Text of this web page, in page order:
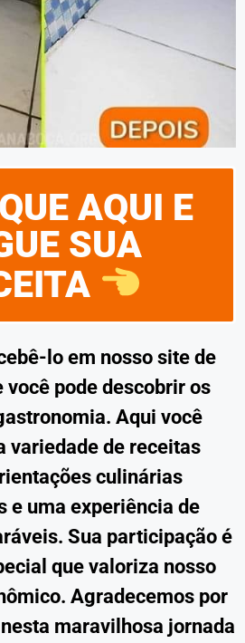
AQUI E
SUA
lo em nosso site de
você pode descobrir os
Aqui você
variedade de receitas
culinárias
e uma experiência de
Sua participação é
que valoriza nosso
Agradecemos por
maravilhosa jornada